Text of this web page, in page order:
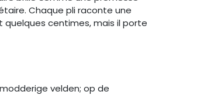
Chaque pli raconte une
quelques centimes, mais il porte
velden; op de